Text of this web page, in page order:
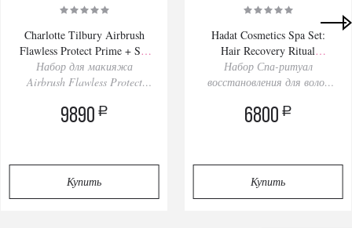
Charlotte Tilbury Airbrush
Flawless Protect Prime + Set
Kit 30/34ml
Набор для макияжа
Airbrush Flawless Protect
9890 a
Купить
Hadat Cosmetics Spa Set:
Hair Recovery Ritual
280/200ml
Набор Спа-ритуал
восстановления для волос
6800 a
Купить